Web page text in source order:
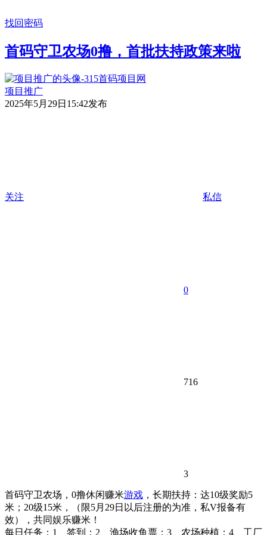
找回密码
首码守卫农场0撸，首批扶持政策来啦
项目推广
2025年5月29日15:42发布
关注 私信
0
716
3
首码守卫农场，0撸休闲赚米游戏 ，长期扶持：达10级奖励5
米；20级15米，（限5月29日以后注册的为准，私V报备有
效），共同娱乐赚米！
每日任务：1、签到；2、渔场收鱼票；3、农场种植；4、工厂